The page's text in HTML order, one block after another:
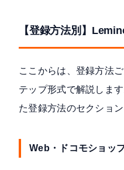
【登録方法別】
ここからは、登録方法
テップ形式で解説しま
た登録方法のセクショ
Web・ドコモショッ